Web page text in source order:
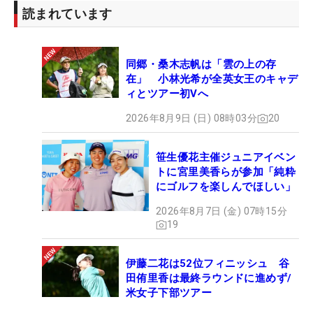
読まれています
同郷・桑木志帆は「雲の上の存
在」 小林光希が全英女王のキャデ
ィとツアー初Vへ
2026年8月9日 (日) 08時03分 20
笹生優花主催ジュニアイベン
トに宮里美香らが参加「純粋
にゴルフを楽しんでほしい」
2026年8月7日 (金) 07時15分
19
伊藤二花は52位フィニッシュ 谷
田侑里香は最終ラウンドに進めず/
米女子下部ツアー